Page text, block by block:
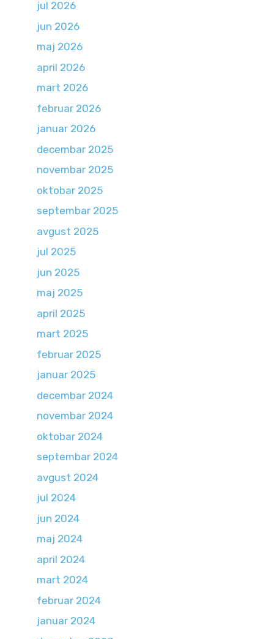
jul 2026
jun 2026
maj 2026
april 2026
mart 2026
februar 2026
januar 2026
decembar 2025
novembar 2025
oktobar 2025
septembar 2025
avgust 2025
jul 2025
jun 2025
maj 2025
april 2025
mart 2025
februar 2025
januar 2025
decembar 2024
novembar 2024
oktobar 2024
septembar 2024
avgust 2024
jul 2024
jun 2024
maj 2024
april 2024
mart 2024
februar 2024
januar 2024